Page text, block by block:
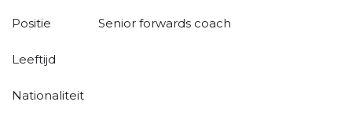
Positie Senior forwards coach
Leeftijd
Nationaliteit